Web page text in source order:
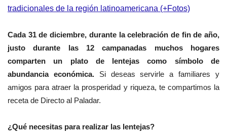
tradicionales de la región latinoamericana (+Fotos)
Cada 31 de diciembre, durante la celebración de fin de año,
justo durante las 12 campanadas muchos hogares
comparten un plato de lentejas como símbolo de
abundancia económica.Si deseas servirle a familiares y
amigos para atraer la prosperidad y riqueza, te compartimos la
receta de Directo al Paladar.
¿Qué necesitas para realizar las lentejas?